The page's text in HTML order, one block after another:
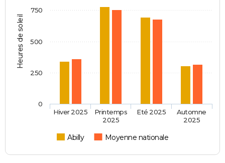
Heures de soleil
Abilly Moyenne nationale
Hiver 2025
Printemps
2025
Eté 2025
Automne
2025
0
250
500
750